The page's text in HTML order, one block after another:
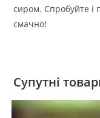
сиром. Спробуйте і
смачно!
Супутні